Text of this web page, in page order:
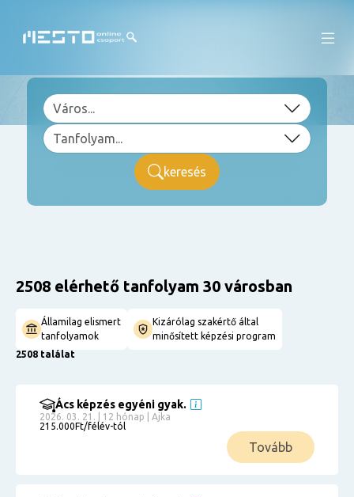
keresés
2508 elérhető tanfolyam 30 városban
Államilag elismert
tanfolyamok
Kizárólag szakértő által
minősített képzési program
2508 találat
Ács képzés egyéni gyak.
2026. 03. 21. | 12 hónap | Ajka
215.000Ft/félév-tól
Tovább